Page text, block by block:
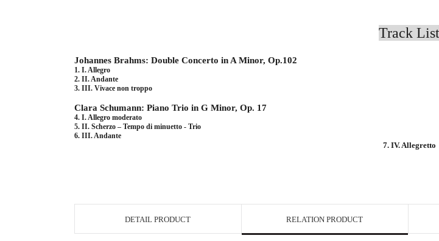
Track List
Johannes Brahms: Double Concerto in A Minor, Op.102
1. I. Allegro
2. II. Andante
3. III. Vivace non troppo
Clara Schumann: Piano Trio in G Minor, Op. 17
4. I. Allegro moderato
5. II. Scherzo – Tempo di minuetto - Trio
6. III. Andante
7. IV. Allegretto
DETAIL PRODUCT RELATION PRODUCT